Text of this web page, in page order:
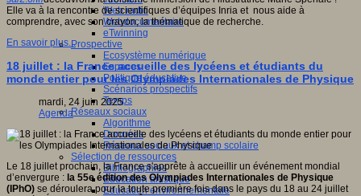
Web radio
Webdocumentaire
eTwinning
Prospective
Ecosystème numérique
Espaces
Politique éducative
Scénarios prospectifs
Temps
Réseaux sociaux
Algorithme
Données
Réseaux sociaux et champ scolaire
Sélection de ressources
Bibliographies
Education artistique
Education environnementale
Elle va à la rencontre de scientifiques d’équipes Inria et nous aide à
comprendre, avec son crayon, la thématique de recherche.
En savoir plus...
18 juillet : la France accueille des lycéens et étudiants du
monde entier pour les Olympiades Internationales de Physique
mardi, 24 juin 2025
Agenda
Le 18 juillet prochain, la France s'apprête à accueillir un événement mondial
d’envergure : la 55e édition des Olympiades Internationales de Physique
(IPhO) se déroulera pour la toute première fois dans le pays du 18 au 24 juillet